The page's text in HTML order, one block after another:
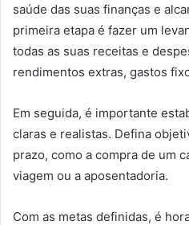
saúde das suas finanças e
primeira etapa é fazer um
todas as suas receitas e
rendimentos extras, gastos
Em seguida, é importante
claras e realistas. Defina
prazo, como a compra de um
viagem ou a aposentadoria.
Com as metas definidas, é